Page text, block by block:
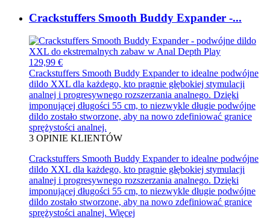
Crackstuffers Smooth Buddy Expander -...
129,99 €
Crackstuffers Smooth Buddy Expander to idealne podwójne
dildo XXL dla każdego, kto pragnie głębokiej stymulacji
analnej i progresywnego rozszerzania analnego. Dzięki
imponującej długości 55 cm, to niezwykle długie podwójne
dildo zostało stworzone, aby na nowo zdefiniować granice
sprężystości analnej.
3 OPINIE KLIENTÓW
Crackstuffers Smooth Buddy Expander to idealne podwójne
dildo XXL dla każdego, kto pragnie głębokiej stymulacji
analnej i progresywnego rozszerzania analnego. Dzięki
imponującej długości 55 cm, to niezwykle długie podwójne
dildo zostało stworzone, aby na nowo zdefiniować granice
sprężystości analnej. Więcej